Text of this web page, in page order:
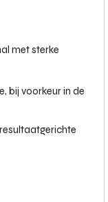
met sterke
bij voorkeur in de